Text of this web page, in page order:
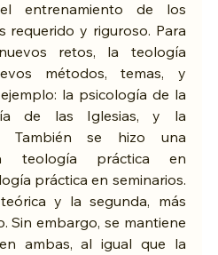
entrenamiento de los
requerido y riguroso. Para
retos, la teología
métodos, temas, y
la psicología de la
de las Iglesias, y la
También se hizo una
teología práctica en
práctica en seminarios.
y la segunda, más
Sin embargo, se mantiene
ambas, al igual que la